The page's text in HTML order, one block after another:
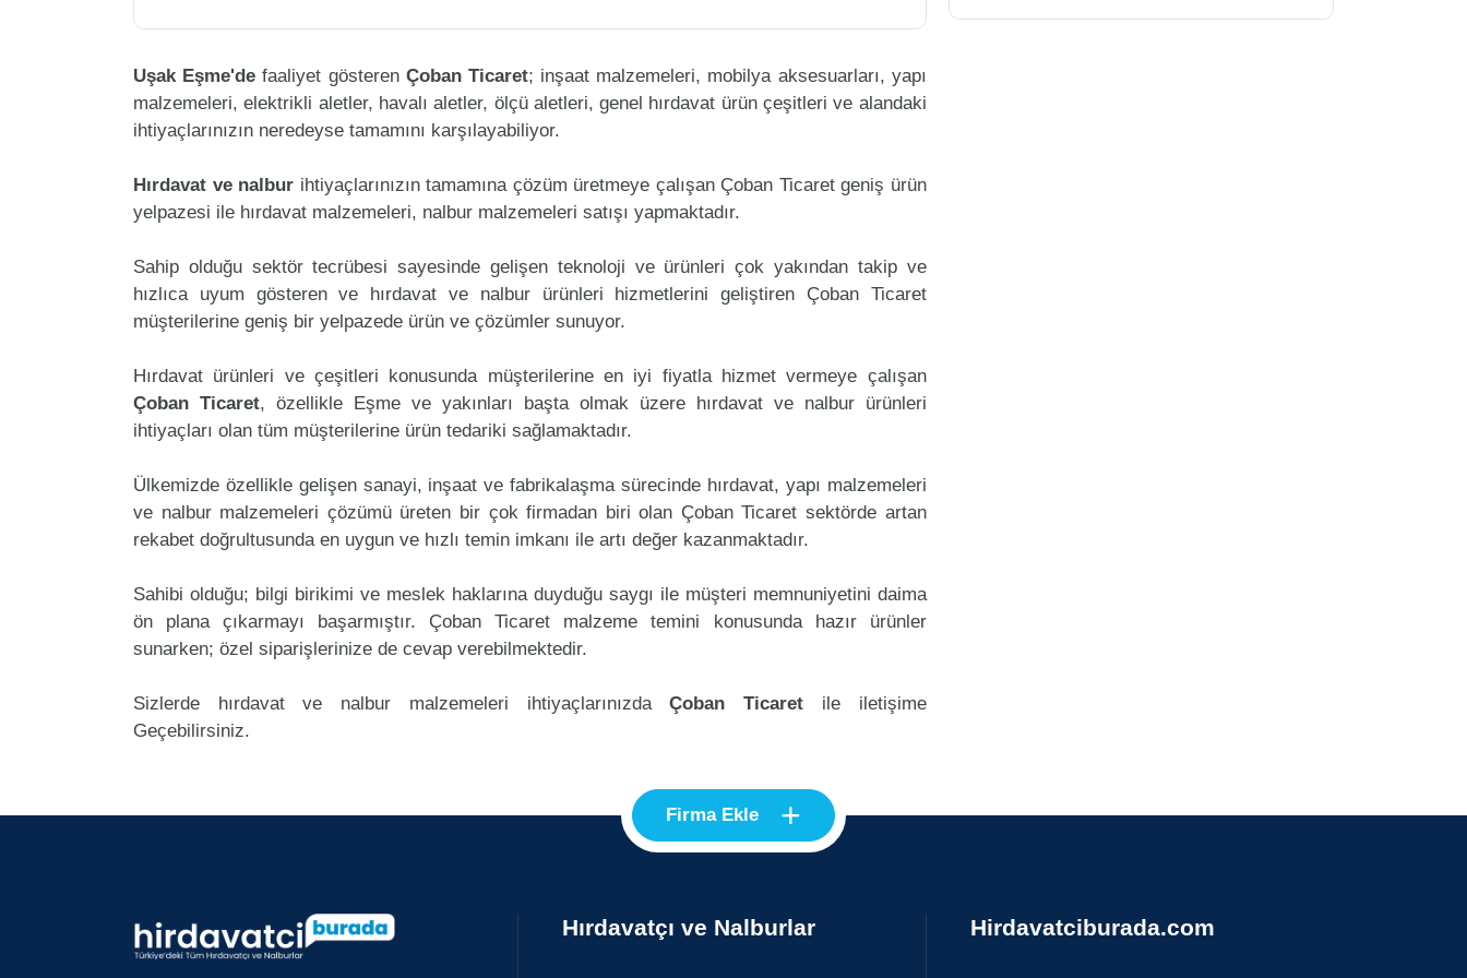
Uşak Eşme'de faaliyet gösteren Çoban Ticaret; inşaat malzemeleri, mobilya aksesuarları, yapı
malzemeleri, elektrikli aletler, havalı aletler, ölçü aletleri, genel hırdavat ürün çeşitleri ve alandaki
ihtiyaçlarınızın neredeyse tamamını karşılayabiliyor.
Hırdavat ve nalbur ihtiyaçlarınızın tamamına çözüm üretmeye çalışan Çoban Ticaret geniş ürün
yelpazesi ile hırdavat malzemeleri, nalbur malzemeleri satışı yapmaktadır.
Sahip olduğu sektör tecrübesi sayesinde gelişen teknoloji ve ürünleri çok yakından takip ve
hızlıca uyum gösteren ve hırdavat ve nalbur ürünleri hizmetlerini geliştiren Çoban Ticaret
müşterilerine geniş bir yelpazede ürün ve çözümler sunuyor.
Hırdavat ürünleri ve çeşitleri konusunda müşterilerine en iyi fiyatla hizmet vermeye çalışan
Çoban Ticaret, özellikle Eşme ve yakınları başta olmak üzere hırdavat ve nalbur ürünleri
ihtiyaçları olan tüm müşterilerine ürün tedariki sağlamaktadır.
Ülkemizde özellikle gelişen sanayi, inşaat ve fabrikalaşma sürecinde hırdavat, yapı malzemeleri
ve nalbur malzemeleri çözümü üreten bir çok firmadan biri olan Çoban Ticaret sektörde artan
rekabet doğrultusunda en uygun ve hızlı temin imkanı ile artı değer kazanmaktadır.
Sahibi olduğu; bilgi birikimi ve meslek haklarına duyduğu saygı ile müşteri memnuniyetini daima
ön plana çıkarmayı başarmıştır. Çoban Ticaret malzeme temini konusunda hazır ürünler
sunarken; özel siparişlerinize de cevap verebilmektedir.
Sizlerde hırdavat ve nalbur malzemeleri ihtiyaçlarınızdaÇoban Ticaret ile iletişime
Geçebilirsiniz.
Firma Ekle +
Hırdavatçı ve Nalburlar Hirdavatciburada.com